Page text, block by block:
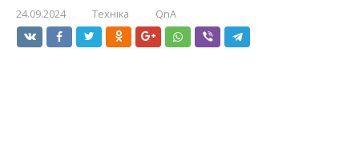
24.09.2024 Техніка QnA